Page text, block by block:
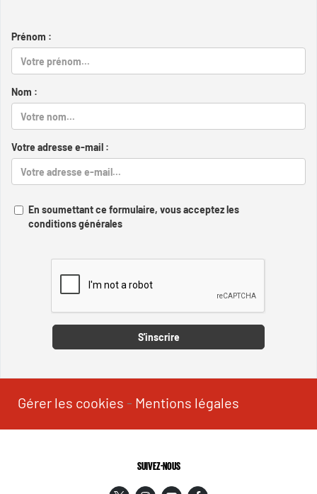
Prénom :
Nom :
Votre adresse e-mail :
En soumettant ce formulaire, vous acceptez les
conditions générales
S'inscrire
Gérer les cookies - Mentions légales
SUIVEZ-NOUS